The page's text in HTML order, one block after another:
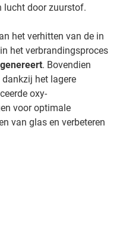
lucht door zuurstof.
het verhitten van de in
het verbrandingsproces
. Bovendien
het lagere
oxy-
voor optimale
van glas en verbeteren